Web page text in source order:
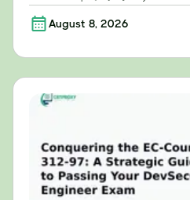
August 8, 2026